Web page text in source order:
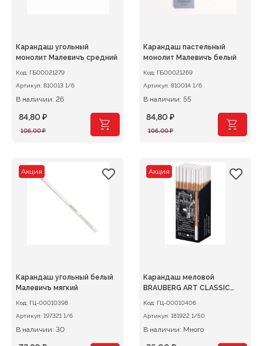
Карандаш угольный
монолит Малевичъ средний
Код: ГБ00021279
Артикул:
810013 1/6
В наличии: 26
106,00₽
Первоначальная
106,00 ₽.
84,80 ₽
Текущая
Карандаш пастельный
монолит Малевичъ белый
Код: ГБ00021269
Артикул:
810014 1/6
В наличии: 55
106,00₽
Первоначальная
106,00 ₽.
84,80 ₽
Текущая
Акция
Карандаш угольный белый
Малевичъ мягкий
Код: ГЦ-00010398
Артикул:
197321 1/6
В наличии: 30
Акция
Карандаш меловой
BRAUBERG ART CLASSIC
Код: ГЦ-00010406
Артикул:
181922 1/50
В наличии: Много